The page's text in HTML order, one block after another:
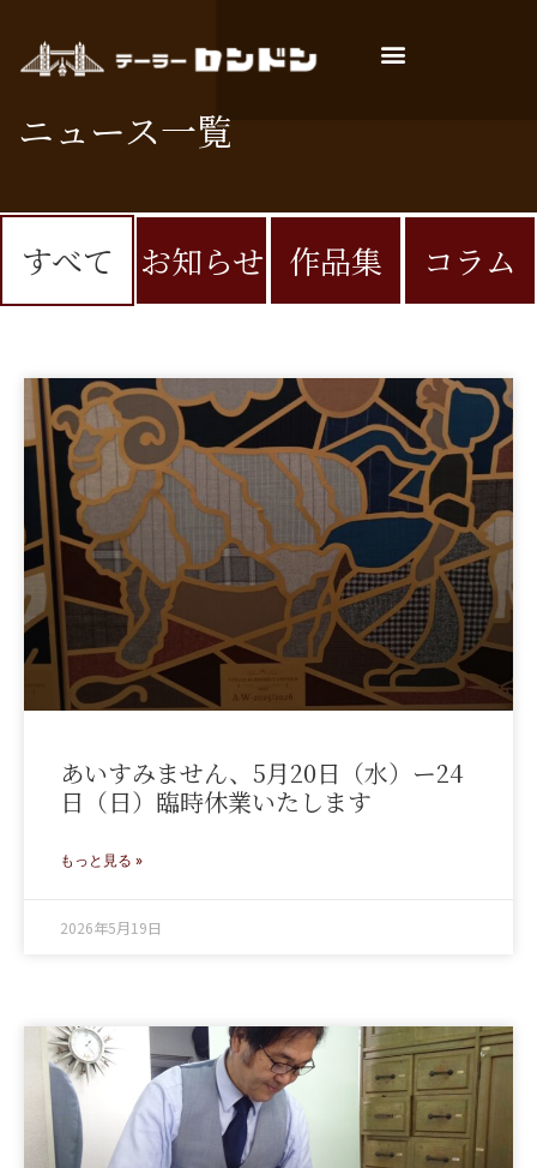
ニュース一覧
すべて お知らせ 作品集 コラム
あいすみません、5月20日（水）ー24
日（日）臨時休業いたします
もっと見る »
2026年5月19日